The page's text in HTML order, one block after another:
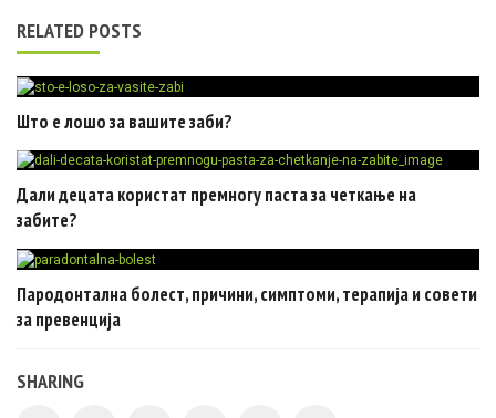
RELATED POSTS
Што е лошо за вашите заби?
Дали децата користат премногу паста за четкање на
забите?
Пародонтална болест, причини, симптоми, терапија и совети
за превенција
SHARING